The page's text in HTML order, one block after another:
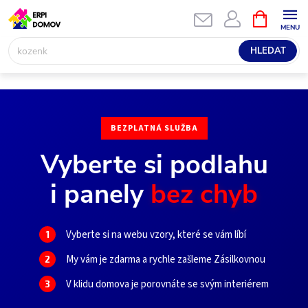
Přejít
na
obsah
HLEDAT
NÁKUPNÍ
KOŠÍK
S
BEZPLATNÁ SLUŽBA
Vyberte si podlahu
i panely bez chyb
1 Vyberte si na webu vzory, které se vám líbí
2 My vám je zdarma a rychle zašleme Zásilkovnou
3 V klidu domova je porovnáte se svým interiérem